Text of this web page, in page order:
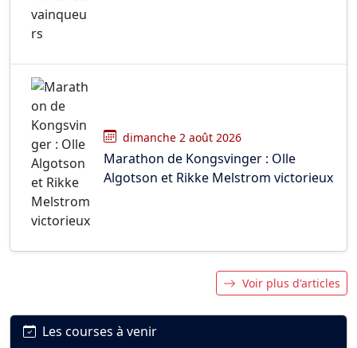
dimanche 2 août 2026
Marathon de Kongsvinger : Olle
Algotson et Rikke Melstrom victorieux
Voir plus d'articles
Les courses à venir